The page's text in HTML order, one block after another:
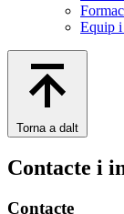
Equip i
Torna a dalt
Contacte i
Contacte